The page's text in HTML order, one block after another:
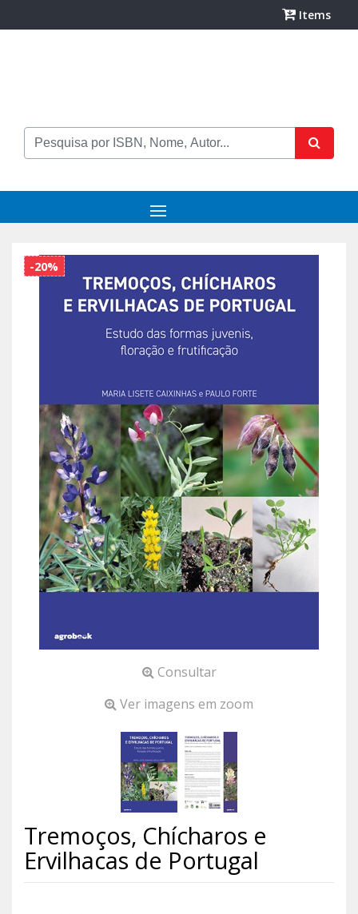
Items
Consultar
-20%
Ver imagens em zoom
Tremoços, Chícharos e
Ervilhacas de Portugal